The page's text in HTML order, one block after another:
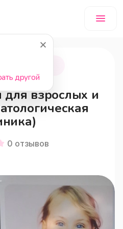
другой
для взрослых и
0 отзывов